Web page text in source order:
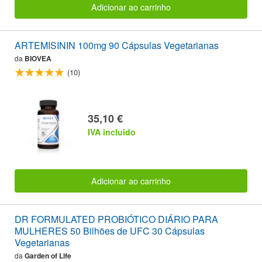
Adicionar ao carrinho
ARTEMISININ 100mg 90 Cápsulas Vegetarianas
da BIOVEA
(10)
35,10 €
IVA incluido
Adicionar ao carrinho
DR FORMULATED PROBIÓTICO DIÁRIO PARA
MULHERES 50 Bilhões de UFC 30 Cápsulas
Vegetarianas
da Garden of Life